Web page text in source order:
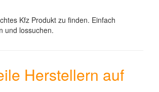
Kfz Produkt zu finden. Einfach
und lossuchen.
Herstellern auf